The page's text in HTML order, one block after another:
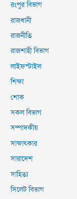
রংপুর বিভাগ
রাজধানী
রাজনীতি
রাজশাহী বিভাগ
লাইফস্টাইল
শিক্ষা
শোক
সকল বিভাগ
সম্পাদকীয়
সাক্ষাৎকার
সারাদেশ
সাহিত্য
সিলেট বিভাগ